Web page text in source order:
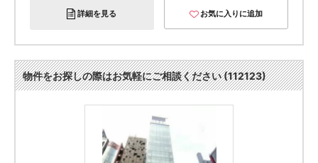
詳細を見る お気に入りに追加
物件をお探しの際はお気軽にご相談ください (112123)